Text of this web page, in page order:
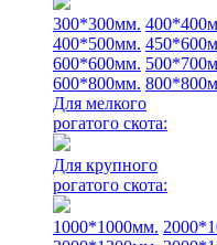
300*300мм.
400*500мм.
600*600мм.
600*800мм.
Для мелкого
рогатого скота:
Для крупного
рогатого скота:
1000*1000мм.